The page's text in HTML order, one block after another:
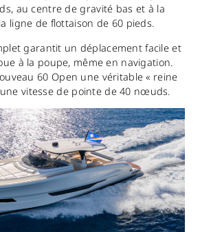
au centre de gravité bas et à la
ligne de flottaison de 60 pieds.
garantit un déplacement facile et
à la poupe, même en navigation.
60 Open une véritable « reine
vitesse de pointe de 40 nœuds.